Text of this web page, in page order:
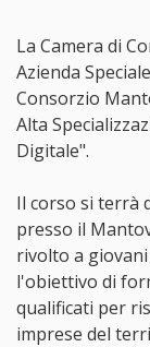
La Camera di
Azienda
Consorzio
Alta
Digitale".
Il corso si terrà
presso il
rivolto a
l'obiettivo di
qualificati per
imprese del